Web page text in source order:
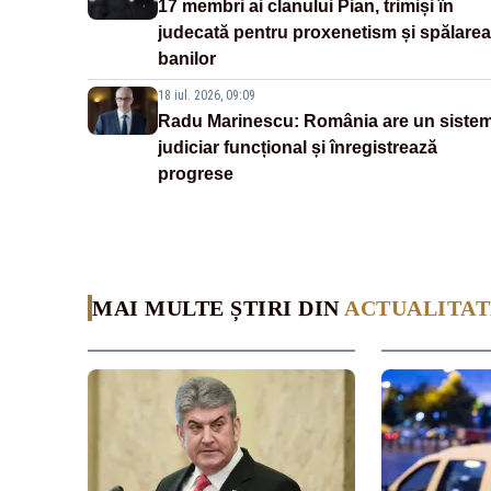
17 membri ai clanului Pian, trimiși în
judecată pentru proxenetism și spălarea
banilor
18 iul. 2026, 09:09
Radu Marinescu: România are un
judiciar funcțional și înregistrează
progrese
MAI MULTE ȘTIRI DIN